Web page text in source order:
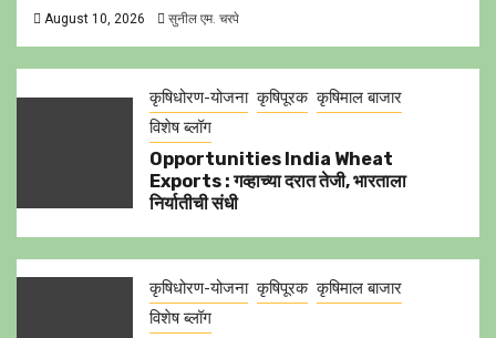
August 10, 2026 सुनील एम. चरपे
कृषिधोरण-योजना कृषिपूरक कृषिमाल बाजार
विशेष ब्लॉग
Opportunities India Wheat
Exports : गव्हाच्या दरात तेजी, भारताला
निर्यातीची संधी
कृषिधोरण-योजना कृषिपूरक कृषिमाल बाजार
विशेष ब्लॉग